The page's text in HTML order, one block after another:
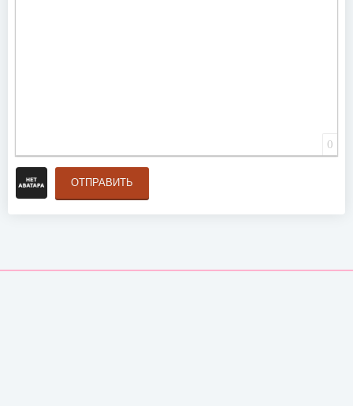
0
ОТПРАВИТЬ